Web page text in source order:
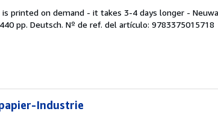
is printed on demand - it takes 3-4 days longer -
pp. Deutsch. Nº de ref. del artículo: 9783375015718
Industrie